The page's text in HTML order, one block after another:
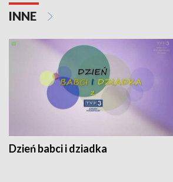
INNE
Dzień babci i dziadka